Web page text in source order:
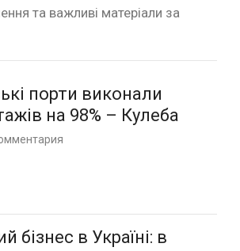
та важливі матеріали за
порти виконали
на 98% – Кулеба
бізнес в Україні: в